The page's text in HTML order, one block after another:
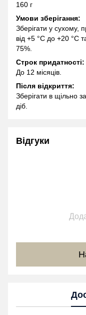
160 г
Умови зберігання:
Зберігати у сухому,
від +5 °C до +20 °C
75%.
Строк придатності:
До 12 місяців.
Після відкриття:
Зберігати в щільно
діб.
Відгуки